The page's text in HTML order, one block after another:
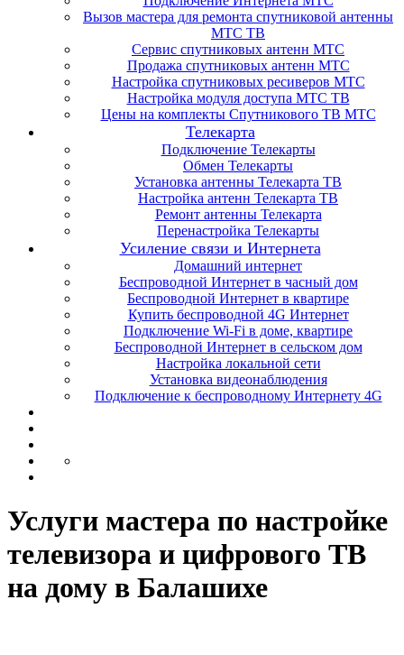
Вызов мастера для ремонта спутниковой антенны
МТС ТВ
Сервис спутниковых антенн МТС
Продажа спутниковых антенн МТС
Настройка спутниковых ресиверов МТС
Настройка модуля доступа МТС ТВ
Цены на комплекты Спутникового ТВ МТС
Телекарта
Подключение Телекарты
Обмен Телекарты
Установка антенны Телекарта ТВ
Настройка антенн Телекарта ТВ
Ремонт антенны Телекарта
Перенастройка Телекарты
Усиление связи и Интернета
Домашний интернет
Беспроводной Интернет в часный дом
Беспроводной Интернет в квартире
Купить беспроводной 4G Интернет
Подключение Wi-Fi в доме, квартире
Беспроводной Интернет в сельском дом
Настройка локальной сети
Установка видеонаблюдения
Подключение к беспроводному Интернету 4G
Услуги мастера по настройке
телевизора и цифрового ТВ
на дому в Балашихе